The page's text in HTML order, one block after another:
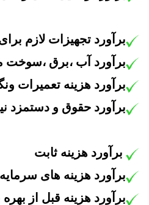
برآورد تجهیزات لازم
برآورد آب ،برق
برآورد هزینه تعمیرات
برآورد حقوق و دستمزد
برآورد هزینه ثابت
برآورد هزینه های
برآورد هزینه قبل از